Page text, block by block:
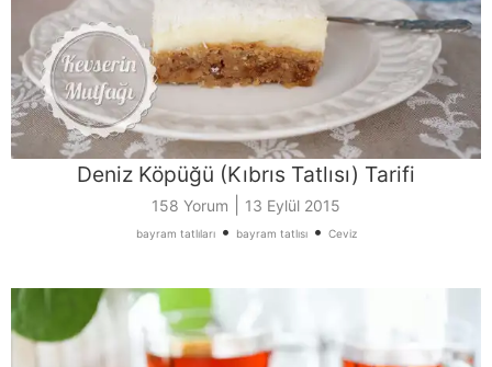
Deniz Köpüğü (Kıbrıs Tatlısı) Tarifi
158 Yorum 13 Eylül 2015
bayram tatlıları• bayram tatlısı• Ceviz